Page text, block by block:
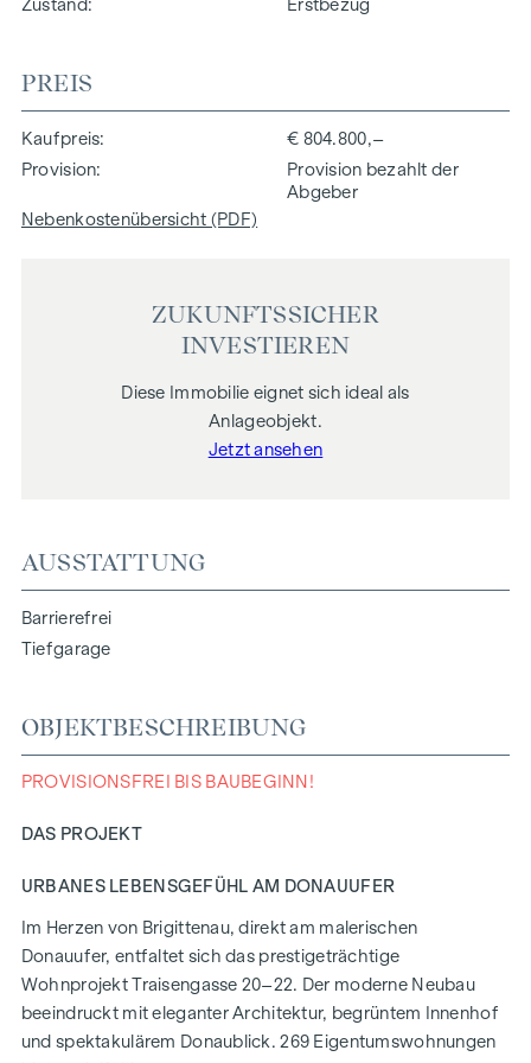
Zustand Erstbezug
PREIS
Kaufpreis
€ 804.800,–
Provision
Provision bezahlt der
Abgeber
Nebenkostenübersicht (PDF)
ZUKUNFTSSICHER
INVESTIEREN
Diese Immobilie eignet sich ideal als
Anlageobjekt.
Jetzt ansehen
AUSSTATTUNG
Barrierefrei
Tiefgarage
OBJEKTBESCHREIBUNG
PROVISIONSFREI BIS BAUBEGINN!
DAS PROJEKT
URBANES LEBENSGEFÜHL AM DONAUUFER
Im Herzen von Brigittenau, direkt am malerischen
Donauufer, entfaltet sich das prestigeträchtige
Wohnprojekt Traisengasse 20–22. Der moderne Neubau
beeindruckt mit eleganter Architektur, begrüntem Innenhof
und spektakulärem Donaublick. 269 Eigentumswohnungen